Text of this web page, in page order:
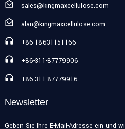
sales@kingmaxcellulose.com
alan@kingmaxcellulose.com
+86-18631151166
+86-311-87779906
+86-311-87779916
Newsletter
Geben Sie Ihre E-Mail-Adresse ein und